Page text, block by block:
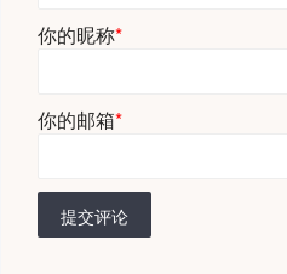
你的昵称*
你的邮箱*
提交评论